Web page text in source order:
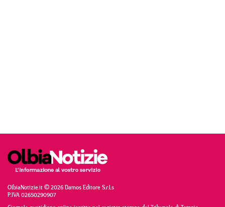
OlbiaNotizie.it © 2026 Damos Editore S.r.l.s
P.IVA 02650290907